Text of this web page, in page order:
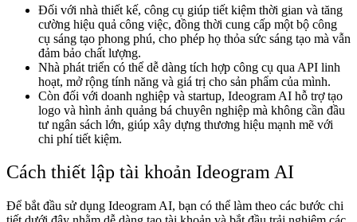
Đối với nhà thiết kế, công cụ giúp tiết kiệm thời gian và tăng
cường hiệu quả công việc, đồng thời cung cấp một bộ công
cụ sáng tạo phong phú, cho phép họ thỏa sức sáng tạo mà vẫn
đảm bảo chất lượng.
Nhà phát triển có thể dễ dàng tích hợp công cụ qua API linh
hoạt, mở rộng tính năng và giá trị cho sản phẩm của mình.
Còn đối với doanh nghiệp và startup, Ideogram AI hỗ trợ tạo
logo và hình ảnh quảng bá chuyên nghiệp mà không cần đầu
tư ngân sách lớn, giúp xây dựng thương hiệu mạnh mẽ với
chi phí tiết kiệm.
Cách thiết lập tài khoản Ideogram AI
Để bắt đầu sử dụng Ideogram AI, bạn có thể làm theo các bước chi